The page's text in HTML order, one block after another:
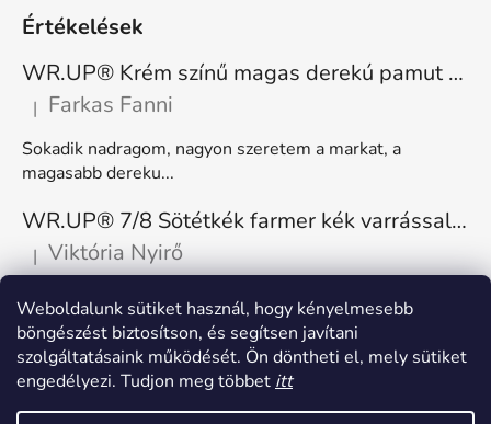
Weboldalunk sütiket használ, hogy kényelmesebb
böngészést biztosítson, és segítsen javítani
szolgáltatásaink működését. Ön döntheti el, mely sütiket
engedélyezi. Tudjon meg többet itt
Értékelések
WR.UP® Krém színű magas derekú pamut nadrág RE(MOVE) WRUP1HC001ORG, Z40
A termék értékelése 5-ből 5 csillag.
| Farkas Fanni
Sokadik nadragom, nagyon szeretem a markat, a
magasabb dereku...
WR.UP® 7/8 Sötétkék farmer kék varrással, superskinny RE(MOVE) WRUP4RC002ORG, J0B
A termék értékelése 5-ből 5 csillag.
| Viktória Nyirő
Nagyon kényelmes, rugalmas. Méretnek megfelelő.